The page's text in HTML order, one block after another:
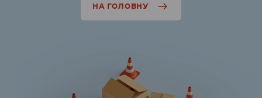
НА ГОЛОВНУ